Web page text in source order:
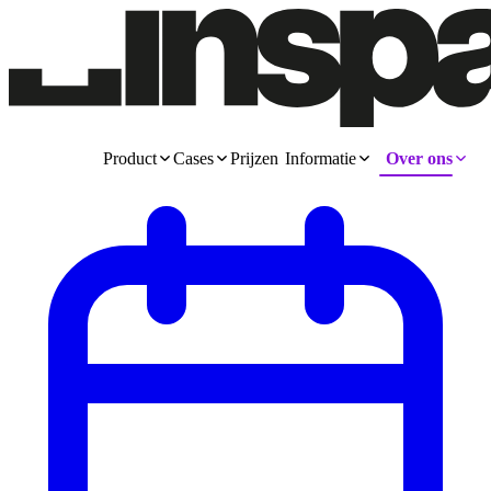
Product Cases Prijzen Informatie Over ons